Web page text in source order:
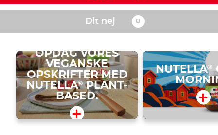
Dit nej
OPDAG VORES
VEGANSKE
OPSKRIFTER MED
NUTELLA® PLANT-
BASED.
NUTELLA®